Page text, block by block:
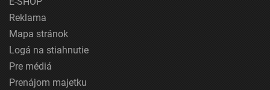
Reklama
Mapa stránok
Logá na stiahnutie
Pre médiá
Prenájom majetku